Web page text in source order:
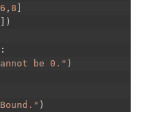
6 , 8
)
:
be 0." )
)